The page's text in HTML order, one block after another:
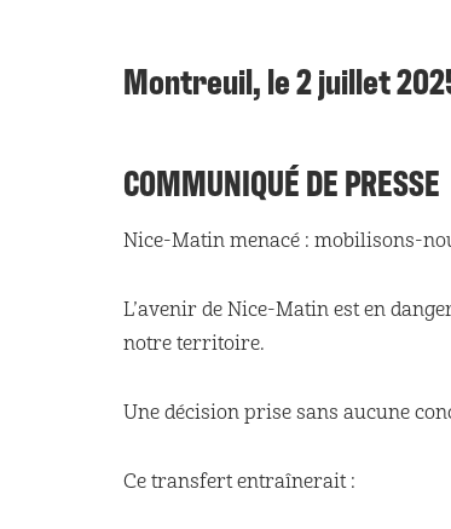
Montreuil, le 2 juillet
COMMUNIQUÉ DE PRESSE
Nice-Matin menacé : mobilisons-
L’avenir de Nice-Matin est en
notre territoire.
Une décision prise sans aucune
Ce transfert entraînerait :